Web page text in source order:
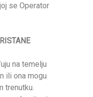
se Operator
na temelju
ili ona mogu
trenutku.